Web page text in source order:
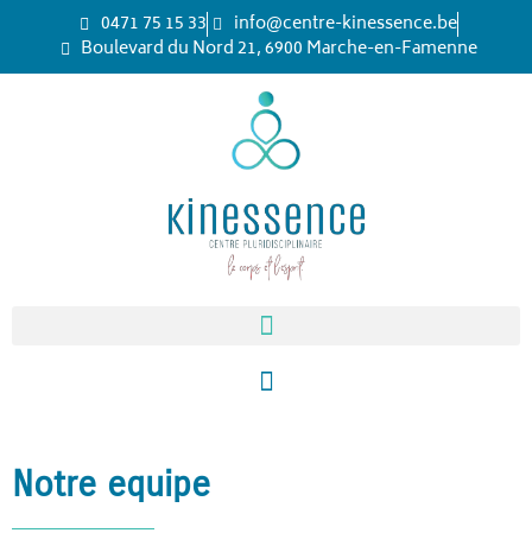
0471 75 15 33
info@centre-kinessence.be
Boulevard du Nord 21, 6900 Marche-en-Famenne
Notre equipe